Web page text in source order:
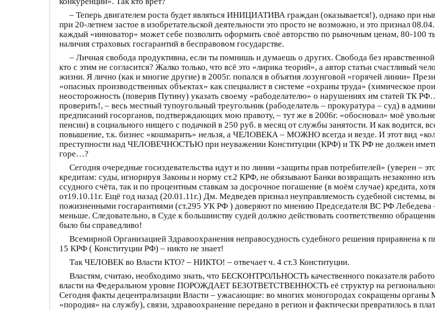
– Теперь двигателем роста будет являться ИНИЦИАТИВА граждан (оказывается!), однако при
при 20-летнем застое в изобретательской деятельности это просто не возможно, и это признал
каждый «инноватор» может себе позволить оформить своё авторство по рыночным ценам, 80-100
наличия страховых госгарантий в бесправовом государстве.
– Личная свобода продуктивна, если ты помнишь и думаешь о других. Свобода без нравственной
кто с этим не согласится? Жалко только, что всё это «лирика теорий», а автор статьи счастливый
жизни. Я лично (как и многие другие) в 2005г. попался в объятия лозунговой «горячей линии»
«опасных производственных объектах» как специалист в системе «охраны труда» (химическое
неосторожность (поверив Путину) указать своему «рабоделателю» о нарушениях им статей ТК
проверить!, – весь местный тупоугольный треугольник (рабоделатель – прокуратура – суд) в
предписаний госорганов, подтверждающих мою правоту, – тут же в 2006г. «обосновал» моё
пенсии) в социального нищего с подачкой в 250 руб. в месяц от службы занятости. И как
повышение, т.к. бизнес «кошмарить» нельзя, а ЧЕЛОВЕКА – МОЖНО всегда и везде. И этот вид
преступности над ЧЕЛОВЕЧНОСТЬЮ при неуважении Конституции (КРФ) и ТК РФ не должен
горе…?
Сегодня очередные госиздевательства идут и по линии «защиты прав потребителей» (уверен –
кредитам: суды, игнорируя Законы и норму ст.2 КРФ, не обязывают Банки возвращать незаконно
ссудного счёта, так и по процентным ставкам за досрочное погашение (в моём случае) кредита,
от19.10.11г. Ещё год назад (20.01.11г.) Дм. Медведев признал неуправляемость судебной системы,
пожизненными госгарантиями (ст.295 УК РФ ) доверяют по мнению Председателя ВС РФ Лебедева –
меньше. Следовательно, в Суде к большинству судей должно действовать соответственно
было бы справедливо!
Всемирной Организацией Здравоохранения неправосудность судебного решения приравнена к
15 КРФ ( Конституции РФ) – никто не знает!
Так ЧЕЛОВЕК во Власти КТО? – НИКТО! – отвечает ч. 4 ст.3 Конституции.
Властям, считаю, необходимо знать, что БЕСКОНТРОЛЬНОСТЬ качественного показателя
власти на Федеральном уровне ПОРОЖДАЕТ БЕЗОТВЕТСТВЕННОСТЬ её структур на
Сегодня факты децентрализации Власти – ужасающие: во многих моногородах сокращены органы
«породия» на службу), связи, здравоохранение передано в регион и фактически превратилось в